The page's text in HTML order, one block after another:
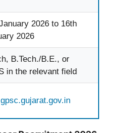
2026 to 16th
2026
B.Tech./B.E., or
in the relevant field